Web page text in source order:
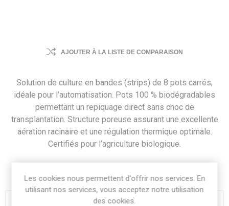
AJOUTER À LA LISTE DE COMPARAISON
Solution de culture en bandes (strips) de 8 pots carrés,
idéale pour l’automatisation. Pots 100 % biodégradables
permettant un repiquage direct sans choc de
transplantation. Structure poreuse assurant une excellente
aération racinaire et une régulation thermique optimale.
Certifiés pour l’agriculture biologique.
Les cookies nous permettent d'offrir nos services. En
utilisant nos services, vous acceptez notre utilisation
des cookies.